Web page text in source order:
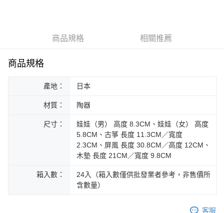
黑貓本島宅配
每筆NT$200，滿NT$1,000(含以上)免運費
黑貓外島宅配
商品規格 相關推薦
商品規格
產地： 日本
材質： 陶器
尺寸：
娃娃（男） 高度 8.3CM、娃娃（女） 高度
5.8CM、古箏 長度 11.3CM／寬度
2.3CM、屏風 長度 30.8CM／高度 12CM、
木墊 長度 21CM／寬度 9.8CM
箱入數：
24入（箱入數僅供批發業者參考，非售價所
含數量）
客服